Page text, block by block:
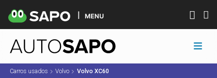
MENU
Carros usados Volvo Volvo XC60